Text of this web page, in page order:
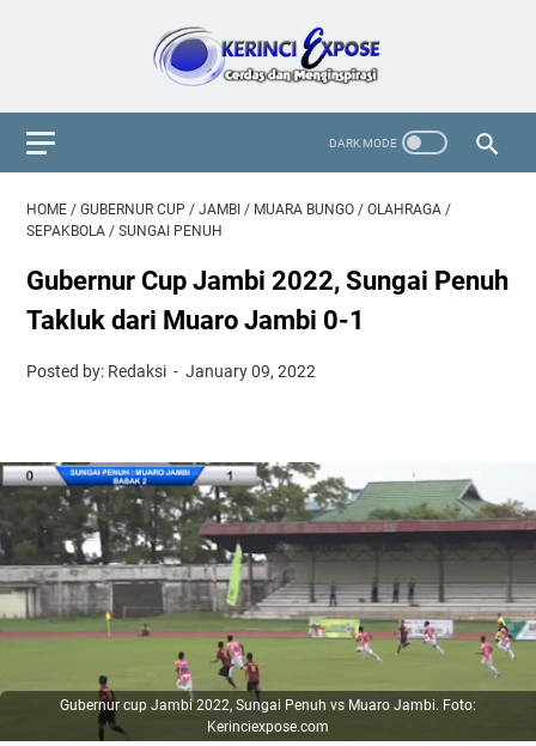
HOME / GUBERNUR CUP / JAMBI / MUARA BUNGO / OLAHRAGA /
SEPAKBOLA / SUNGAI PENUH
Gubernur Cup Jambi 2022, Sungai Penuh
Takluk dari Muaro Jambi 0-1
Posted by: Redaksi January 09, 2022
Gubernur cup Jambi 2022, Sungai Penuh vs Muaro Jambi. Foto:
Kerinciexpose.com